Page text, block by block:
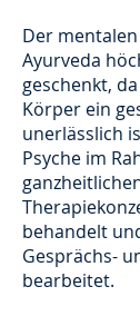
Der
Ayurveda
geschenkt,
Körper ein
unerlässlich
Psyche im
behandelt
Gesprächs-
bearbeitet.